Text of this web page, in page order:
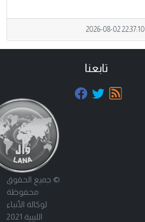
2026-08-02 22:37:10
تابعنا
© جميع الحقوق
محفوظة
لوكالة الأنباء
الليبية 2021